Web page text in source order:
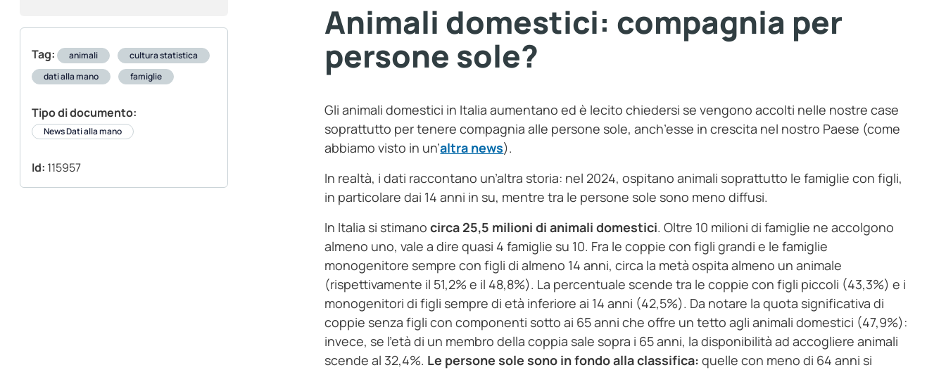
Tag: animali
cultura statistica
dati alla mano
famiglie
Tipo di documento:
News Dati alla mano
Id: 115957
Animali domestici: compagnia per
persone sole?
Gli animali domestici in Italia aumentano ed è lecito chiedersi se vengono accolti nelle nostre case
soprattutto per tenere compagnia alle persone sole, anch’esse in crescita nel nostro Paese (come
abbiamo visto in un’altra news).
In realtà, i dati raccontano un’altra storia: nel 2024, ospitano animali soprattutto le famiglie con figli,
in particolare dai 14 anni in su, mentre tra le persone sole sono meno diffusi.
In Italia si stimanocirca 25,5 milioni di animali domestici. Oltre 10 milioni di famiglie ne accolgono
almeno uno, vale a dire quasi 4 famiglie su 10. Fra le coppie con figli grandi e le famiglie
monogenitore sempre con figli di almeno 14 anni, circa la metà ospita almeno un animale
(rispettivamente il 51,2% e il 48,8%). La percentuale scende tra le coppie con figli piccoli (43,3%) e i
monogenitori di figli sempre di età inferiore ai 14 anni (42,5%). Da notare la quota significativa di
coppie senza figli con componenti sotto ai 65 anni che offre un tetto agli animali domestici (47,9%):
invece, se l’età di un membro della coppia sale sopra i 65 anni, la disponibilità ad accogliere animali
scende al 32,4%. Le persone sole sono in fondo alla classifica: quelle con meno di 64 anni si